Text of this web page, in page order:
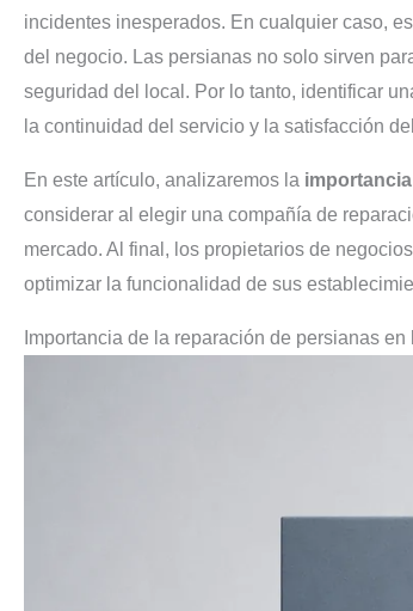
incidentes inesperados. En cualquier caso,
del negocio. Las persianas no solo sirven
seguridad del local. Por lo tanto, identificar
la continuidad del servicio y la satisfacción
En este artículo, analizaremos la importancia
considerar al elegir una compañía de
mercado. Al final, los propietarios de
optimizar la funcionalidad de sus
Importancia de la reparación de persianas